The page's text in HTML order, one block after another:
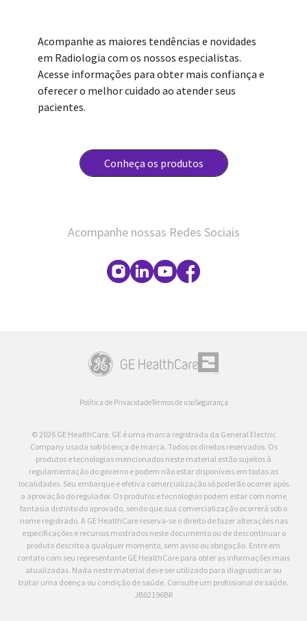
Acompanhe as maiores tendências e novidades
em Radiologia com os nossos especialistas.
Acesse informações para obter mais confiança e
oferecer o melhor cuidado ao atender seus
pacientes.
Conheça os produtos
Acompanhe nossas Redes Sociais
Política de PrivacidadeTermos de usoSegurança
© 2026 GE HealthCare. GE é uma marca registrada da General Electric
Company usada sob licença de marca. Todos os direitos reservados. Os
produtos e tecnologias mencionados neste material estão sujeitos à
regulamentação do governo e podem não estar disponíveis em todas as
localidades. Seu embarque e efetiva comercialização só poderão ocorrer após
a aprovação do regulador. Os produtos e tecnologias podem estar com nome
fantasia distinto do aprovado, sendo que sua comercialização ocorrerá sob o
nome registrado. A GE HealthCare reserva-se o direito de fazer alterações nas
especificações e recursos mostrados neste documento ou de descontinuar o
produto descrito a qualquer momento, sem aviso ou obrigação. Entre em
contato com seu representante GE HealthCare para obter as informações mais
atualizadas. Nada neste material deve ser utilizado para diagnosticar ou
tratar uma doença ou condição de saúde. Consulte um profissional de saúde.
JB02196BR